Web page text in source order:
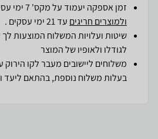
זמן אספקה יעמוד על מקס' 7 ימי עסקים מיום הזמנה,
ולמוצרים חריגים עד 21 ימי עסקים .
שיטות ועלויות המשלוח המוצעות
לגודלו ולאופיו של המוצר
משלוחים ליישובים מעבר לקו הירוק
בעלות משלוח נוספת, בהתאם ליעד